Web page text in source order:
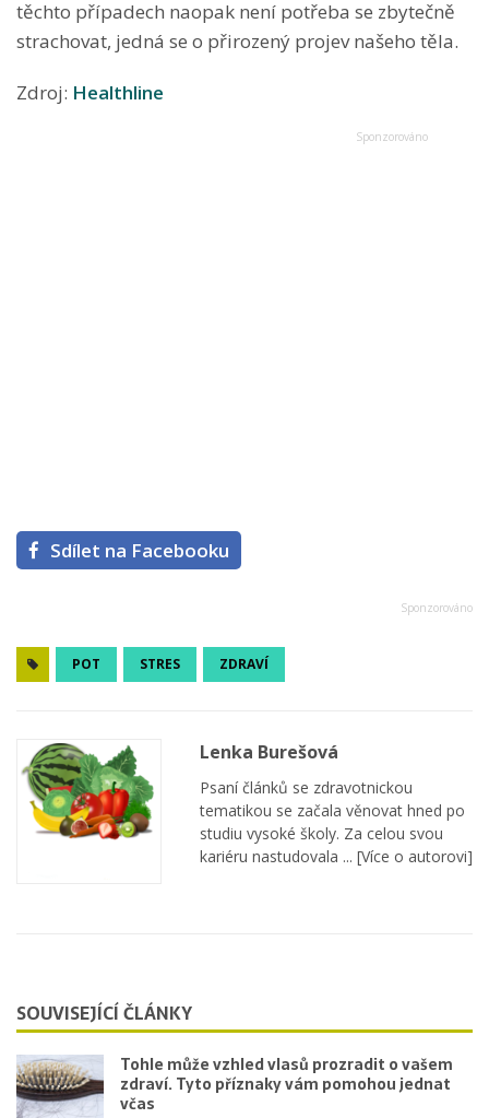
těchto případech naopak není potřeba se zbytečně
strachovat, jedná se o přirozený projev našeho těla.
Zdroj: Healthline
Sdílet na Facebooku
POT STRES ZDRAVÍ
Lenka Burešová
Psaní článků se zdravotnickou
tematikou se začala věnovat hned po
studiu vysoké školy. Za celou svou
kariéru nastudovala ... [Více o autorovi]
SOUVISEJÍCÍ ČLÁNKY
Tohle může vzhled vlasů prozradit o vašem
zdraví. Tyto příznaky vám pomohou jednat
včas